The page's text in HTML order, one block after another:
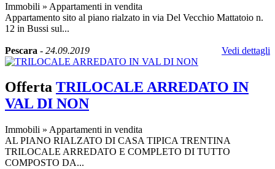
Immobili » Appartamenti in vendita
Appartamento sito al piano rialzato in via Del Vecchio Mattatoio n.
12 in Bussi sul...
Pescara - 24.09.2019 Vedi dettagli
Offerta TRILOCALE ARREDATO IN
VAL DI NON
Immobili » Appartamenti in vendita
AL PIANO RIALZATO DI CASA TIPICA TRENTINA
TRILOCALE ARREDATO E COMPLETO DI TUTTO
COMPOSTO DA...